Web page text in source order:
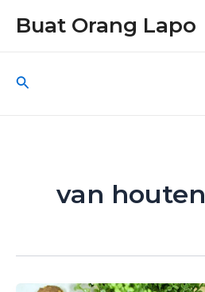
Buat Orang Lapo
Search
van houten